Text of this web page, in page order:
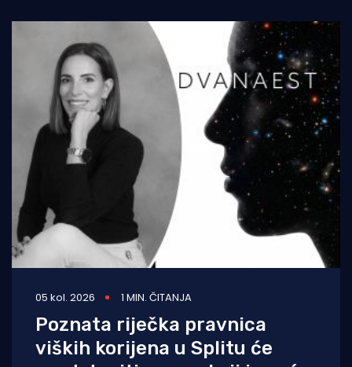
05 kol. 2026 1 MIN. ČITANJA
Poznata riječka pravnica
viških korijena u Splitu će